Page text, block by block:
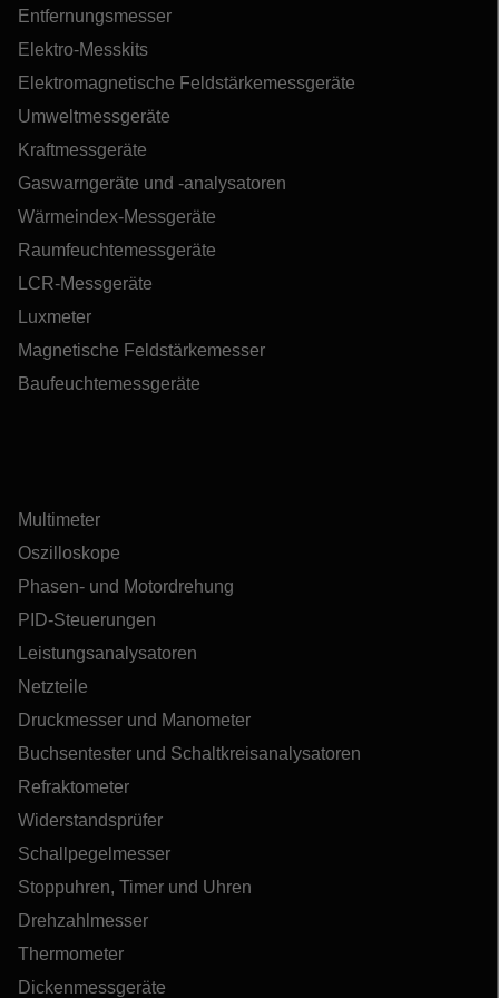
Entfernungsmesser
Elektro-Messkits
Elektromagnetische Feldstärkemessgeräte
Umweltmessgeräte
Kraftmessgeräte
Gaswarngeräte und -analysatoren
Wärmeindex-Messgeräte
Raumfeuchtemessgeräte
LCR-Messgeräte
Luxmeter
Magnetische Feldstärkemesser
Baufeuchtemessgeräte
Multimeter
Oszilloskope
Phasen- und Motordrehung
PID-Steuerungen
Leistungsanalysatoren
Netzteile
Druckmesser und Manometer
Buchsentester und Schaltkreisanalysatoren
Refraktometer
Widerstandsprüfer
Schallpegelmesser
Stoppuhren, Timer und Uhren
Drehzahlmesser
Thermometer
Dickenmessgeräte